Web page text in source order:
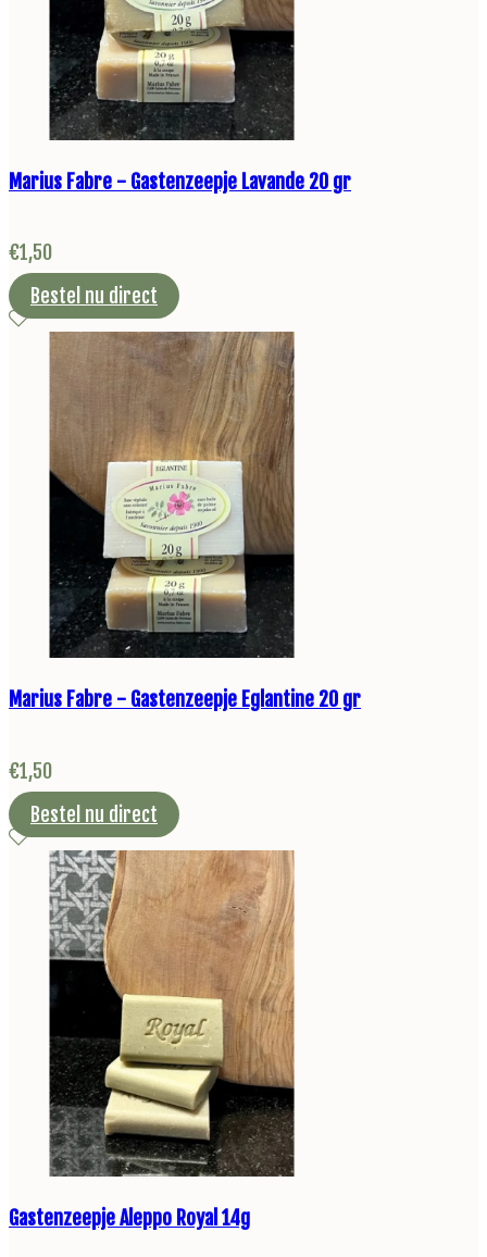
Marius Fabre - Gastenzeepje Lavande 20 gr
€1,50
Bestel nu direct
Marius Fabre - Gastenzeepje Eglantine 20 gr
€1,50
Bestel nu direct
Gastenzeepje Aleppo Royal 14g